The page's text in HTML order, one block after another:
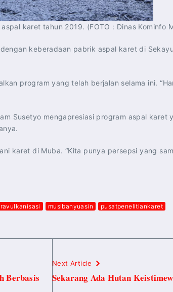
karet tahun 2019. (FOTO : Dinas Kominfo
keberadaan pabrik aspal karet di
program yang telah berjalan selama ini.
Susetyo mengapresiasi program aspal
karet di Muba. “Kita punya persepsi yang
musibanyuasin pusatpenelitiankaret
Berbasis
Next Article
Sekarang Ada Hutan